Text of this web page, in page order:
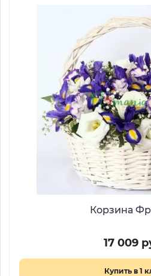
Корзина
17 009
Купить в 1